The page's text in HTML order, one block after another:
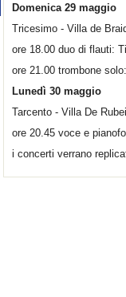
Domenica 29 maggio
Tricesimo - Villa de
ore 18.00 duo di flauti:
ore 21.00 trombone
Lunedì 30 maggio
Tarcento - Villa De
ore 20.45 voce e
i concerti verrano